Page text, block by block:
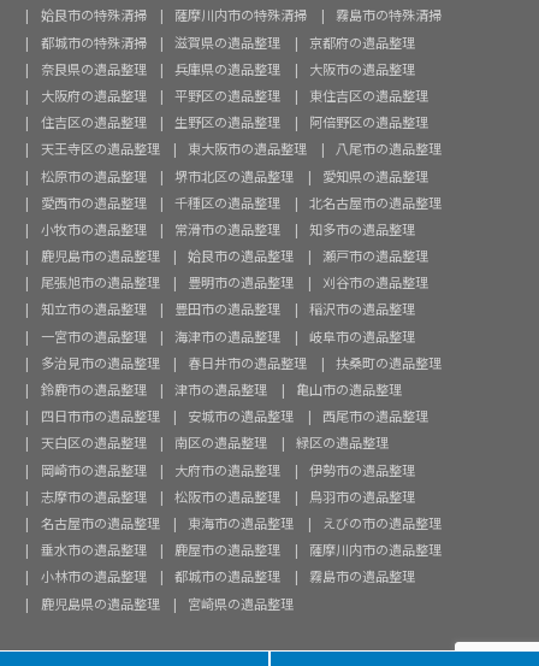
姶良市の特殊清掃
薩摩川内市の特殊清掃
霧島市の特殊清掃
都城市の特殊清掃
滋賀県の遺品整理
京都府の遺品整理
奈良県の遺品整理
兵庫県の遺品整理
大阪市の遺品整理
大阪府の遺品整理
平野区の遺品整理
東住吉区の遺品整理
住吉区の遺品整理
生野区の遺品整理
阿倍野区の遺品整理
天王寺区の遺品整理
東大阪市の遺品整理
八尾市の遺品整理
松原市の遺品整理
堺市北区の遺品整理
愛知県の遺品整理
愛西市の遺品整理
千種区の遺品整理
北名古屋市の遺品整理
小牧市の遺品整理
常滑市の遺品整理
知多市の遺品整理
鹿児島市の遺品整理
姶良市の遺品整理
瀬戸市の遺品整理
尾張旭市の遺品整理
豊明市の遺品整理
刈谷市の遺品整理
知立市の遺品整理
豊田市の遺品整理
稲沢市の遺品整理
一宮市の遺品整理
海津市の遺品整理
岐阜市の遺品整理
多治見市の遺品整理
春日井市の遺品整理
扶桑町の遺品整理
鈴鹿市の遺品整理
津市の遺品整理
亀山市の遺品整理
四日市市の遺品整理
安城市の遺品整理
西尾市の遺品整理
天白区の遺品整理
南区の遺品整理
緑区の遺品整理
岡崎市の遺品整理
大府市の遺品整理
伊勢市の遺品整理
志摩市の遺品整理
松阪市の遺品整理
鳥羽市の遺品整理
名古屋市の遺品整理
東海市の遺品整理
えびの市の遺品整理
垂水市の遺品整理
鹿屋市の遺品整理
薩摩川内市の遺品整理
小林市の遺品整理
都城市の遺品整理
霧島市の遺品整理
鹿児島県の遺品整理
宮崎県の遺品整理